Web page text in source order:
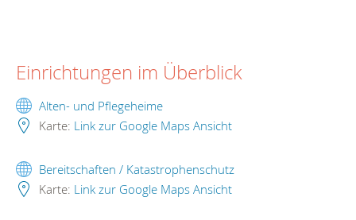
Einrichtungen im Überblick
Alten- und Pflegeheime
Karte: Link zur Google Maps Ansicht
Bereitschaften / Katastrophenschutz
Karte: Link zur Google Maps Ansicht